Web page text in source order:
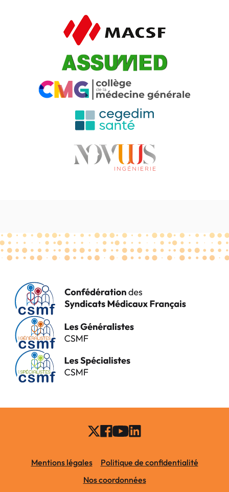
Mentions légales
Politique de confidentialité
Nos coordonnées